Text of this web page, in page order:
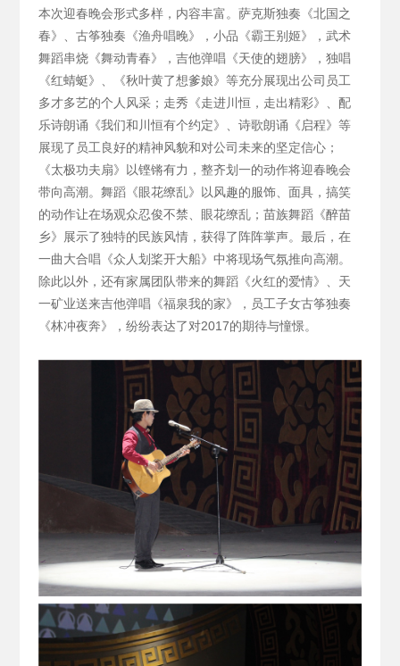
本次迎春晚会形式多样，内容丰富。萨克斯独奏《北国之
春》、古筝独奏《渔舟唱晚》，小品《霸王别姬》，武术
舞蹈串烧《舞动青春》，吉他弹唱《天使的翅膀》，独唱
《红蜻蜓》、《秋叶黄了想爹娘》等充分展现出公司员工
多才多艺的个人风采；走秀《走进川恒，走出精彩》、配
乐诗朗诵《我们和川恒有个约定》、诗歌朗诵《启程》等
展现了员工良好的精神风貌和对公司未来的坚定信心；
《太极功夫扇》以铿锵有力，整齐划一的动作将迎春晚会
带向高潮。舞蹈《眼花缭乱》以风趣的服饰、面具，搞笑
的动作让在场观众忍俊不禁、眼花缭乱；苗族舞蹈《醉苗
乡》展示了独特的民族风情，获得了阵阵掌声。最后，在
一曲大合唱《众人划桨开大船》中将现场气氛推向高潮。
除此以外，还有家属团队带来的舞蹈《火红的爱情》、天
一矿业送来吉他弹唱《福泉我的家》，员工子女古筝独奏
《林冲夜奔》，纷纷表达了对2017的期待与憧憬。